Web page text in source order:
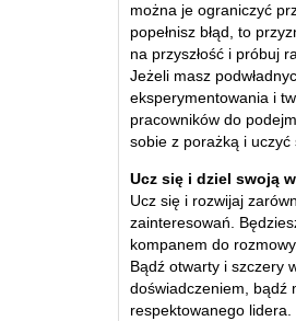
można je ograniczyć
popełnisz błąd, to
na przyszłość i próbuj
Jeżeli masz
eksperymentowania i
pracowników do
sobie z porażką i uczyć
Ucz się i dziel swoją
Ucz się i rozwijaj
zainteresowań.
kompanem do rozmowy.
Bądź otwarty i szczery
doświadczeniem, bądź
respektowanego lidera.